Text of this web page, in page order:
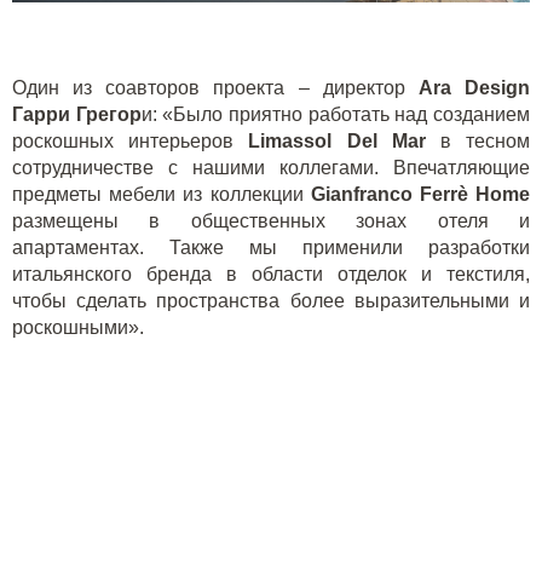
Один из соавторов проекта – директор Ara
Design
Гарри Грегори: «Было приятно работать над созданием
роскошных интерьеров
Limassol Del Mar
в тесном
сотрудничестве с нашими коллегами. Впечатляющие
предметы мебели из коллекции Gianfranco Ferrè Home
размещены в общественных зонах отеля и
апартаментах. Также мы применили разработки
итальянского бренда в области отделок и текстиля,
чтобы сделать пространства более выразительными и
роскошными».